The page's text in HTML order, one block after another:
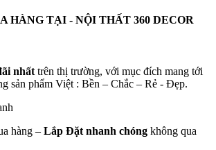
HÀNG TẠI - NỘI THẤT 360 DECOR
nhất trên thị trường, với mục đích mang tới
sản phẩm Việt : Bền – Chắc – Rẻ - Đẹp.
hàng – Lắp Đặt nhanh chóng không qua